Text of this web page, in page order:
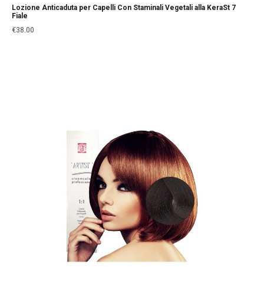
Lozione Anticaduta per Capelli Con Staminali Vegetali alla KeraSt 7
Fiale
€38.00